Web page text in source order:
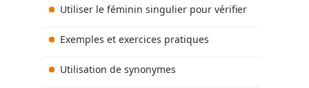
Utiliser le féminin singulier pour vérifier
Exemples et exercices pratiques
Utilisation de synonymes